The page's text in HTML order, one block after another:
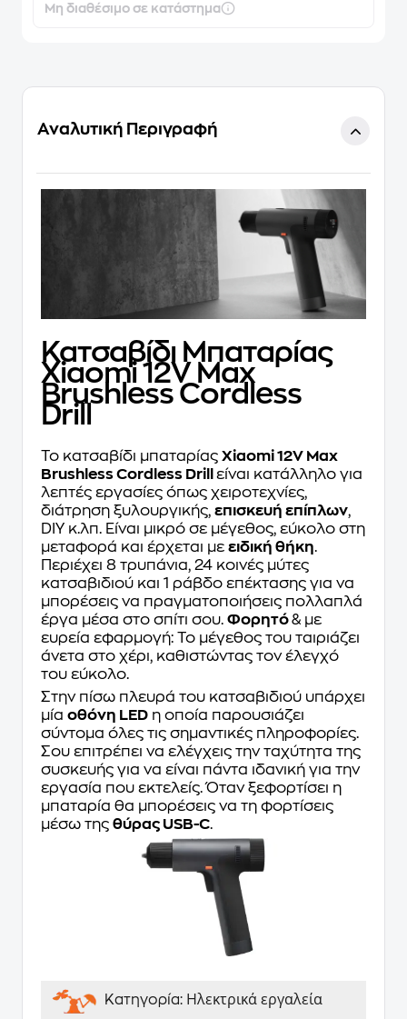
Μη διαθέσιμο σε κατάστημα
Αναλυτική Περιγραφή
Κατσαβίδι Μπαταρίας
Xiaomi 12V Max
Brushless Cordless
Drill
Το κατσαβίδι μπαταρίας Xiaomi 12V Max
Brushless Cordless Drill είναι κατάλληλο για
λεπτές εργασίες όπως χειροτεχνίες,
διάτρηση ξυλουργικής, επισκευή επίπλων,
DIY κ.λπ. Είναι μικρό σε μέγεθος, εύκολο στη
μεταφορά και έρχεται με ειδική θήκη.
Περιέχει 8 τρυπάνια, 24 κοινές μύτες
κατσαβιδιού και 1 ράβδο επέκτασης για να
μπορέσεις να πραγματοποιήσεις πολλαπλά
έργα μέσα στο σπίτι σου. Φορητό& με
ευρεία εφαρμογή: Το μέγεθος του ταιριάζει
άνετα στο χέρι, καθιστώντας τον έλεγχό
του εύκολο.
Στην πίσω πλευρά του κατσαβιδιού υπάρχει
μία οθόνη LED η οποία παρουσιάζει
σύντομα όλες τις σημαντικές πληροφορίες.
Σου επιτρέπει να ελέγχεις την ταχύτητα της
συσκευής για να είναι πάντα ιδανική για την
εργασία που εκτελείς. Όταν ξεφορτίσει η
μπαταρία θα μπορέσεις να τη φορτίσεις
μέσω της θύρας USB-C.
Κατηγορία: Ηλεκτρικά εργαλεία